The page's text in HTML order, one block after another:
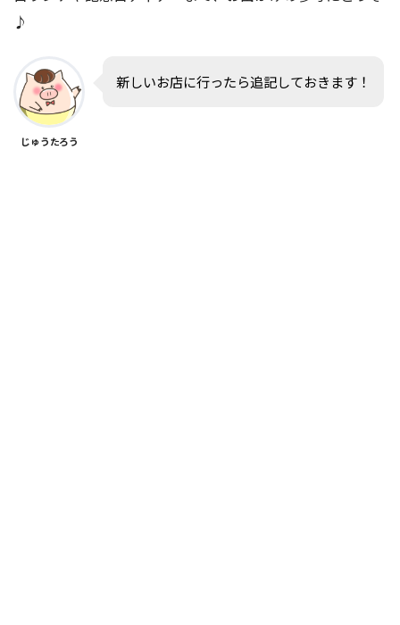
♪
じゅうたろう
新しいお店に行ったら追記しておきます！